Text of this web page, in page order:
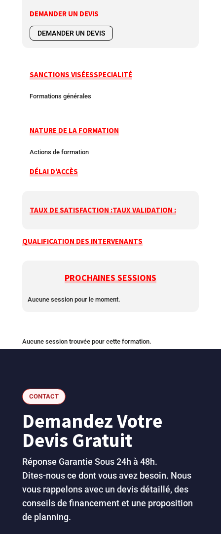
DEMANDER UN DEVIS
DEMANDER UN DEVIS
SANCTIONS VISÉESSPECIALITÉ
Formations générales
NATURE DE LA FORMATION
Actions de formation
DÉLAI D'ACCÈS
TAUX DE SATISFACTION :TAUX VALIDATION :
QUALIFICATION DES INTERVENANTS
PROCHAINES SESSIONS
Aucune session pour le moment.
Aucune session trouvée pour cette formation.
CONTACT
Demandez Votre
Devis Gratuit
Réponse Garantie Sous 24h à 48h.
Dites-nous ce dont vous avez besoin. Nous
vous rappelons avec un devis détaillé, des
conseils de financement et une proposition
de planning.